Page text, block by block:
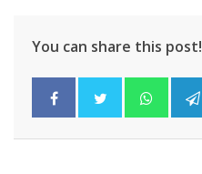
You can share this post!